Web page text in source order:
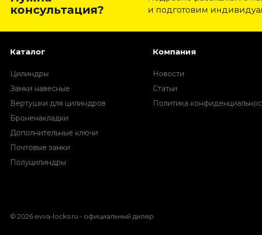
консультация?
и подготовим
Каталог
Цилиндры
Замки навесные
Вертушки для цилиндров
Броненакладки
Дополнительные ключи
Почтовые замки
Полуцилиндры
Компания
Новости
Статьи
Политика
© 2026 evva-locks.ru - официальный дилер